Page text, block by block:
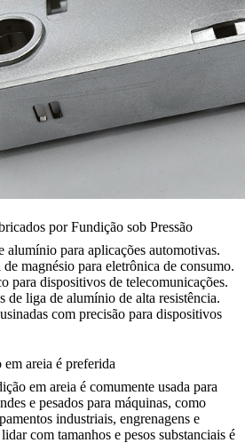
por Fundição sob Pressão
alumínio para aplicações automotivas.
magnésio para eletrônica de consumo.
para dispositivos de telecomunicações.
de liga de alumínio de alta resistência.
com precisão para dispositivos
areia é preferida
em areia é comumente usada para
e pesados para máquinas, como
industriais, engrenagens e
com tamanhos e pesos substanciais é